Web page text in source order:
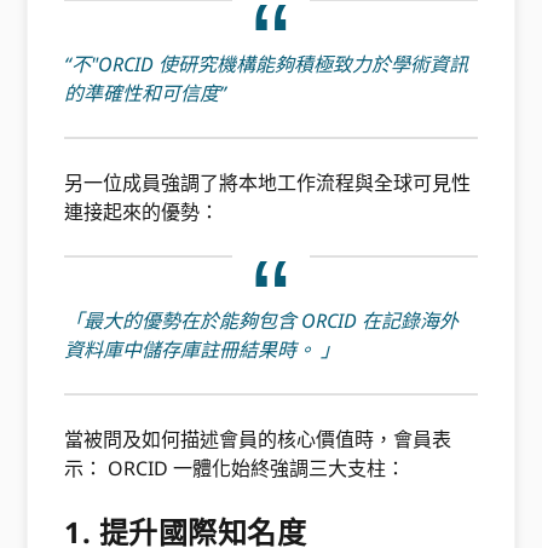
“不"ORCID 使研究機構能夠積極致力於學術資訊
的準確性和可信度”
另一位成員強調了將本地工作流程與全球可見性
連接起來的優勢：
「最大的優勢在於能夠包含 ORCID 在記錄海外
資料庫中儲存庫註冊結果時。 」
當被問及如何描述會員的核心價值時，會員表
示： ORCID 一體化始終強調三大支柱：
1. 提升國際知名度